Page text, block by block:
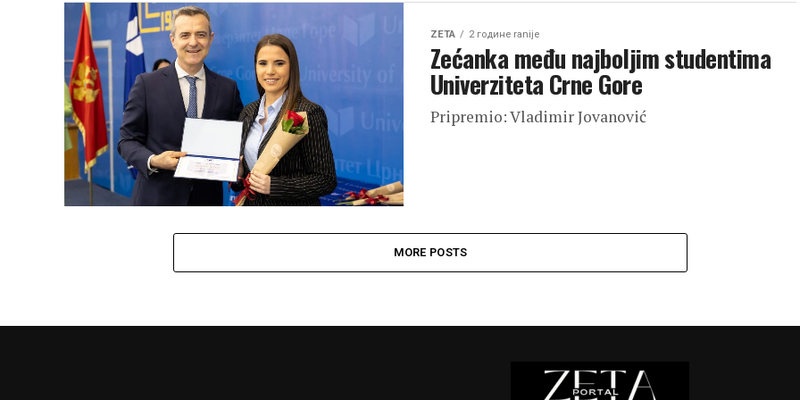
ZETA 2 године ranije
Zećanka među najboljim studentima
Univerziteta Crne Gore
Pripremio: Vladimir Jovanović
MORE POSTS